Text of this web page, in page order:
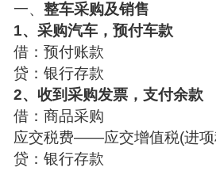
一、 整车采购及销售
1、采购汽车，预付车款
借：预付账款
贷：银行存款
2、收到采购发票，支付余款
借：商品采购
应交税费——应交增值税(进项
贷：银行存款